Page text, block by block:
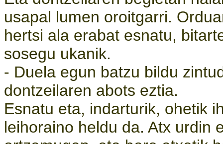
usapal lumen oroitgarri.
hertsi ala erabat esnatu,
sosegu ukanik.
- Duela egun batzu bildu
dontzeilaren abots eztia.
Esnatu eta, indarturik, ohetik
leihoraino heldu da. Atx urdin